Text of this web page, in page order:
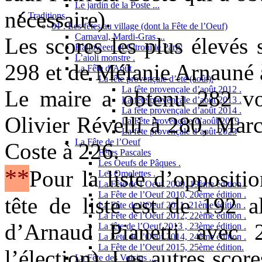
Le jardin de la Poste ...
Traditions
01 . Les fêtes au village (dont la Fête de l’Oeuf)
Carnaval, Mardi-Gras ...
Halloween et Citrouille Party
L’aioli monstre .
La Fête d’Août .
La fête provençale d’été (août).
La fête provençale d’août 2012 .
La fête provençale d’août 2013 .
La fête provençale d’août 2014 .
La Fête provençale d’août 2019
La fête provençale d’août 2023
La Fête de l’Oeuf
Fêtes Pascales
Les Oeufs de Pâques .
Les Omelettes .
La Fête de l’Oeuf 2009, 19ème édition .
La Fête de l’Oeuf 2010, 20ème édition .
La Fête de l’Oeuf 2011, 21ème édition .
La Fête de l’Oeuf 2012, 22ème édition .
La fête de l’Oeuf 2013 , 23ème édition .
La Fête de l’Oeuf 2014, 24ème édition .
La Fête de l’Oeuf 2015, 25ème édition.
La Fête des Voisins ...
nécessaire).
Les scores les plus élevés
298 et de Mélanie Arnauné
Le maire a obtenu 282
Olivier Révelli à 280,
Coste à 226.
**Pour la liste
tête de liste est de 192
d’Arnaud Pianetti